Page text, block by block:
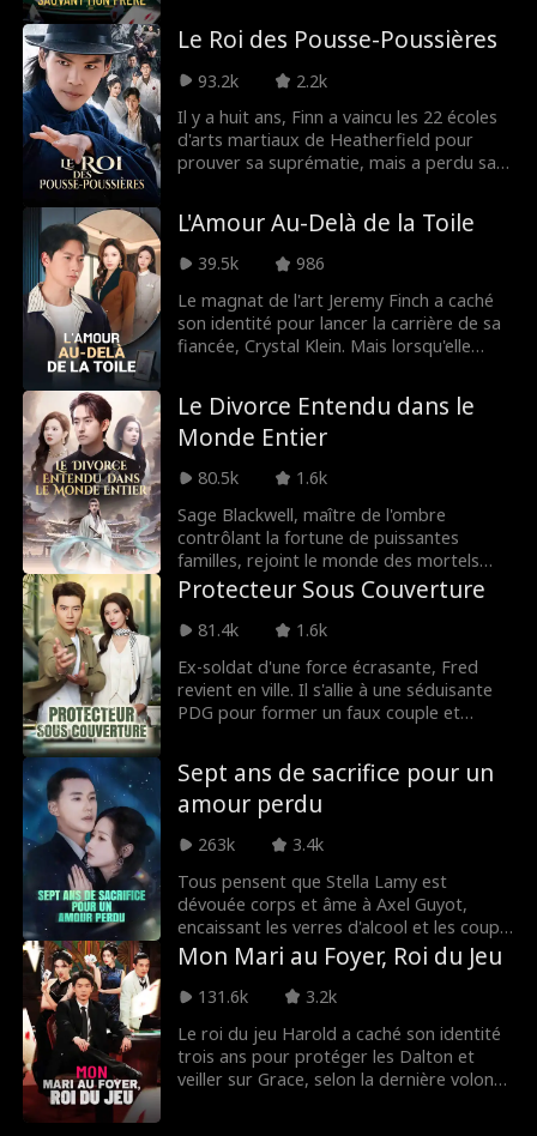
doit endosser son identité et plonger
dans un univers de duperies à haut risque.
Traqué et trahi, il devra déjouer ses
rivaux pour assouvir sa vengeance et
honorer son serment : anéantir
définitivement les jeux d'argent.
Le Roi des Pousse-Poussières
93.2k
2.2k
Il y a huit ans, Finn a vaincu les 22 écoles
d'arts martiaux de Heatherfield pour
prouver sa suprématie, mais a perdu sa
fille comme simple tireur de pousse-
pousse. Quand l'école Vanguard le prend
pour cible et menace son enfant, Finn
remonte sur le ring et décime leurs rangs
pour sauver sa fille.
L'Amour Au-Delà de la Toile
39.5k
986
Le magnat de l'art Jeremy Finch a caché
son identité pour lancer la carrière de sa
fiancée, Crystal Klein. Mais lorsqu'elle
avec l'artiste bohème Collin Dupont,
Jeremy saccage tout. Au lieu de blâmer
Collin, Crystal s'en prend à Jeremy.
quitte définitivement.
Le Divorce Entendu dans le
Monde Entier
80.5k
1.6k
Sage Blackwell, maître de l'ombre
contrôlant la fortune de puissantes
familles, rejoint le monde des mortels
pour exaucer le dernier vœu de son
disciple. Devenu gendre à domicile, il
protège la famille Neill de la ruine
mépris et humiliations. Son engagement
terminé, il s'éclipse en silence. Sans lui, la
chance des Neill s'effondre du jour au
découvre la vérité et le supplie de revenir.
Protecteur Sous Couverture
81.4k
1.6k
Ex-soldat d'une force écrasante, Fred
revient en ville. Il s'allie à une séduisante
PDG pour former un faux couple et
Sept ans de sacrifice pour un
amour perdu
263k
3.4k
Tous pensent que Stella Lamy est
dévouée corps et âme à Axel Guyot,
encaissant les verres d'alcool et les coups
de couteau à sa place, se contentant
d'être sa secrétaire la plus effacée. La
vérité est tout autre : Stella ne s'est
substitut de Nolan Guyot, son amour
disparu, tout en honorant le dernier
souhait de Nolan qui lui demandait de
Mon Mari au Foyer, Roi du Jeu
131.6k
3.2k
Le roi du jeu Harold a caché son identité
trois ans pour protéger les Dalton et
veiller sur Grace, selon la dernière volonté